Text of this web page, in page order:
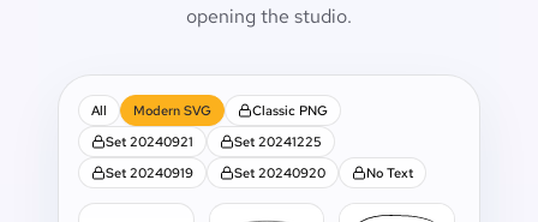
opening the studio.
All Modern SVG
Classic PNG
Set 20240921
Set 20241225
Set 20240919
Set 20240920 No Text